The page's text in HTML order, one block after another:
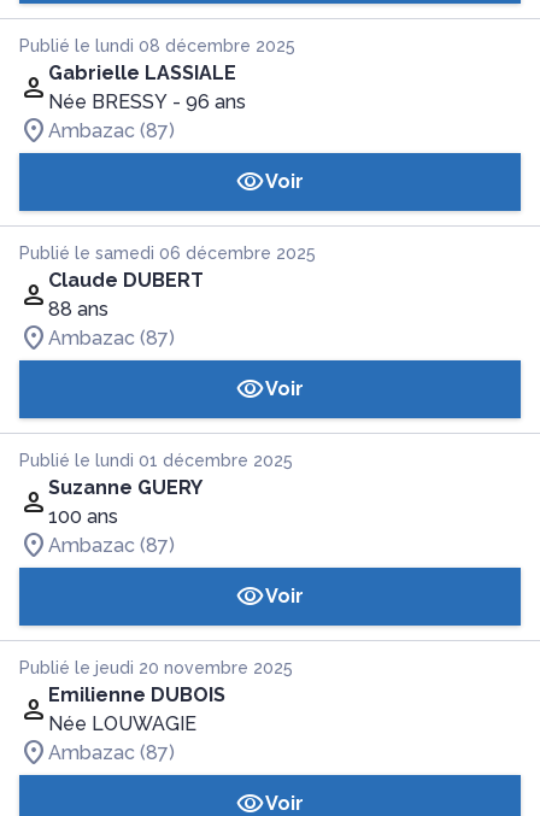
Publié le lundi 08 décembre 2025
Gabrielle LASSIALE
Née BRESSY - 96 ans
Ambazac (87)
Voir
Publié le samedi 06 décembre 2025
Claude DUBERT
88 ans
Ambazac (87)
Voir
Publié le lundi 01 décembre 2025
Suzanne GUERY
100 ans
Ambazac (87)
Voir
Publié le jeudi 20 novembre 2025
Emilienne DUBOIS
Née LOUWAGIE
Ambazac (87)
Voir